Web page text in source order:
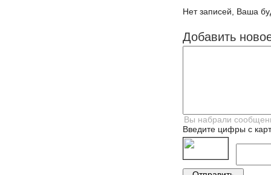
Нет записей, Ваша
Добавить
Введите цифры с